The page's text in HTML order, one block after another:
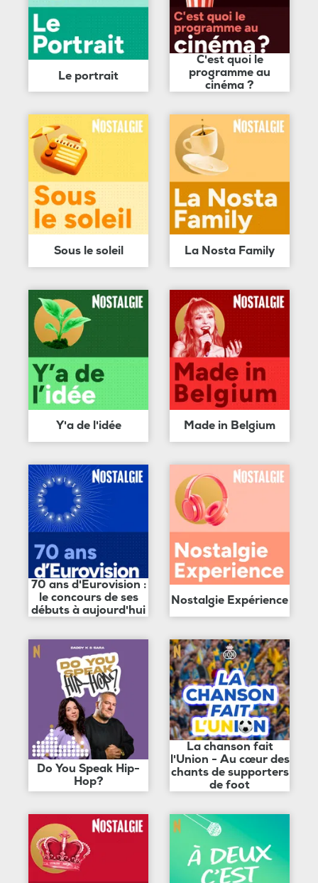
Le portrait
C'est quoi le
programme au
cinéma ?
Sous le soleil La Nosta Family
Y'a de l'idée Made in Belgium
70 ans d'Eurovision :
le concours de ses
débuts à aujourd'hui
Nostalgie Expérience
Do You Speak Hip-
Hop?
La chanson fait
l'Union - Au cœur des
chants de supporters
de foot